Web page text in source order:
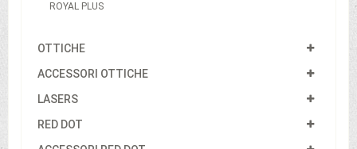
ROYAL PLUS
OTTICHE
ACCESSORI OTTICHE
LASERS
RED DOT